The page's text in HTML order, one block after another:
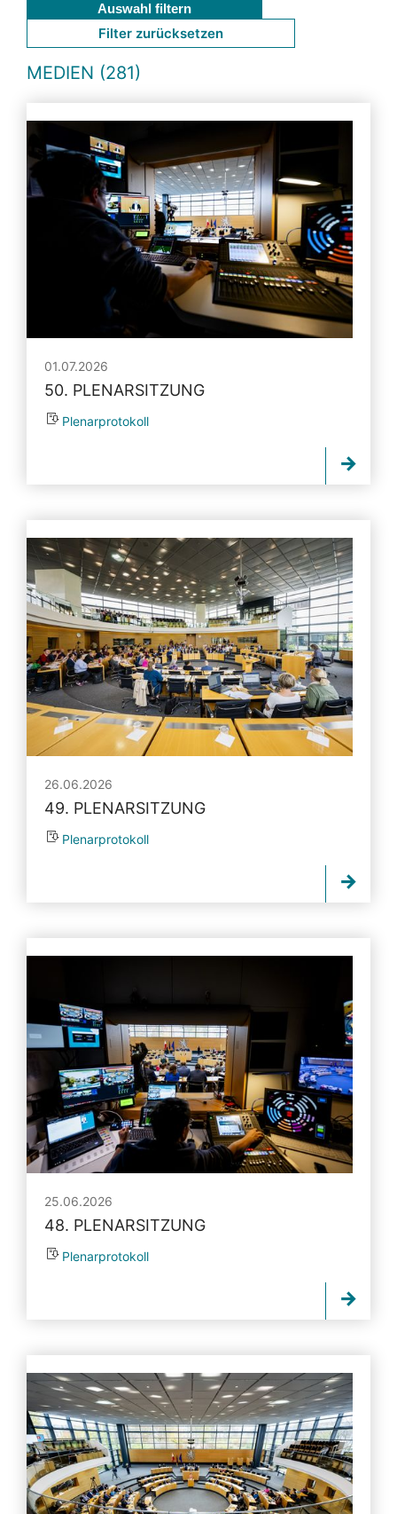
Auswahl filtern
Filter zurücksetzen
MEDIEN (281)
01.07.2026
50. PLENARSITZUNG
Plenarprotokoll
26.06.2026
49. PLENARSITZUNG
Plenarprotokoll
25.06.2026
48. PLENARSITZUNG
Plenarprotokoll